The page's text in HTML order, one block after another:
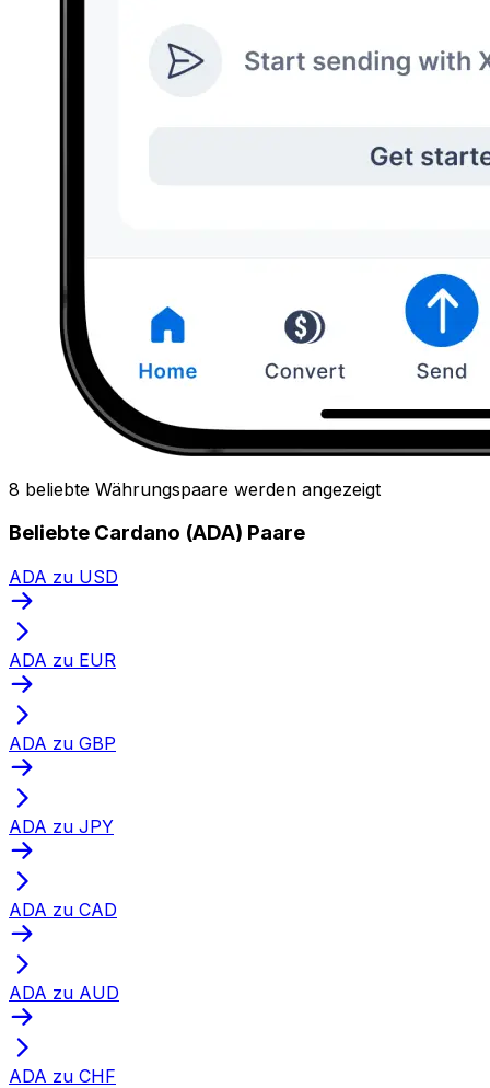
8 beliebte Währungspaare werden angezeigt
Beliebte Cardano (ADA) Paare
ADA zu USD
ADA zu EUR
ADA zu GBP
ADA zu JPY
ADA zu CAD
ADA zu AUD
ADA zu CHF